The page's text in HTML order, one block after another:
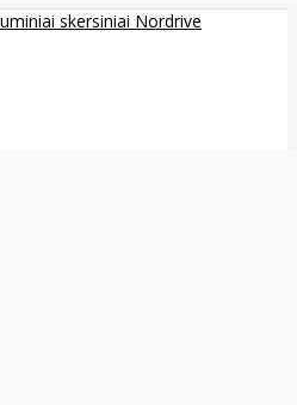
skersiniai Nordrive